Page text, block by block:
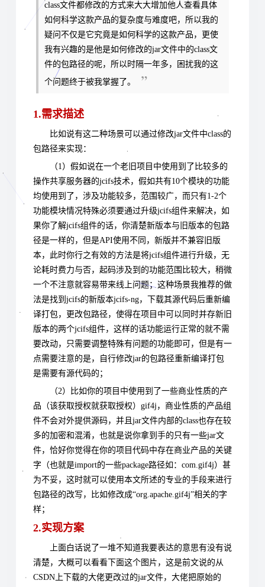
class文件都修改的方式来大大增加他人查看具体
如何科学这款产品的复杂度与难度吧，所以我的
疑问不仅是它究竟是如何科学的这款产品，更使
我有兴趣的是他是如何修改的jar文件中的class文
件的包路径的呢，所以时隔一年多，困扰我的这
个问题终于被我掌握了。
1.需求描述
比如说有这二种场景可以通过修改jar文件中class的
包路径来实现：
（1）假如说在一个老旧项目中使用到了比较多的
操作共享服务器的jcifs技术，假如共有10个模块的功能
均使用到了，涉及功能较多，范围较广，而只有1-2个
功能模块情况特殊必须要通过升级jcifs组件来解决，如
果你了解jcifs组件的话，你清楚新版本与旧版本的包路
径是一样的，但是API使用不同，新版并不兼容旧版
本，此时你行之有效的方法是将jcifs组件进行升级，无
论耗时费力与否，起码涉及到的功能范围比较大，稍微
一个不注意就容易带来线上问题；这种场景我推荐的做
法是找到jcifs的新版本jcifs-ng，下载其源代码后重新编
译打包，更改包路径，使得在项目中可以同时并存新旧
版本的两个jcifs组件，这样的话功能运行正常的就不需
要改动，只需要调整特殊有问题的功能即可，但是有一
点需要注意的是，自行修改jar的包路径重新编译打包
是需要有源代码的；
（2）比如你的项目中使用到了一些商业性质的产
品（该获取授权就获取授权）gif4j，商业性质的产品组
件不会对外提供源码，并且jar文件内部的class也存在较
多的加密和混淆，也就是说你拿到手的只有一些jar文
件，恰好你觉得在你的项目代码中存在商业产品的关键
字（也就是import的一些package路径如：com.gif4j）甚
为不妥，这时就可以使用本文所述的专业的手段来进行
包路径的改写，比如修改成“org.apache.gif4j”相关的字
样；
2.实现方案
上面白话说了一堆不知道我要表达的意思有没有说
清楚，大概可以看看下面这个图片，这是前文说的从
CSDN上下载的大佬更改过的jar文件，大佬把原始的